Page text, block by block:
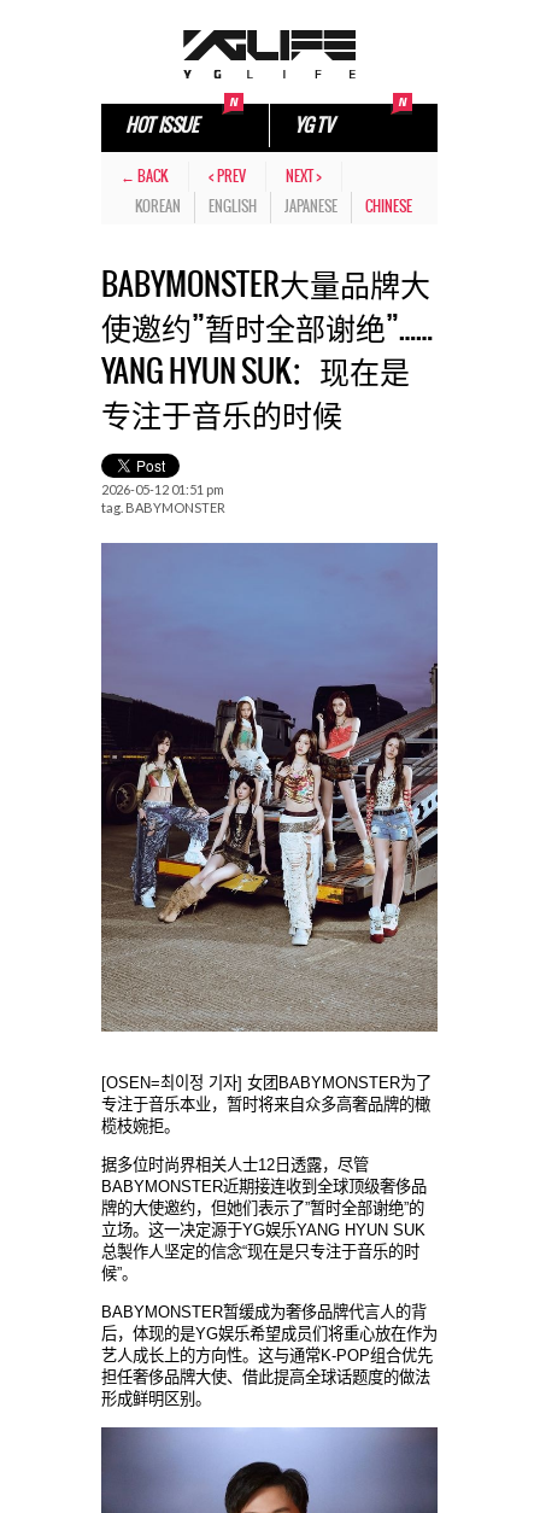
HOT ISSUE YG TV
← BACK < PREV
NEXT >
KOREAN
ENGLISH JAPANESE CHINESE
BABYMONSTER大量品牌大
使邀约”暂时全部谢绝”……
YANG HYUN SUK：现在是
专注于音乐的时候
2026-05-12 01:51 pm
tag. BABYMONSTER
[OSEN=최이정 기자] 女 团 BABYMONSTER为 了
专注于音乐本业， 暂时将来 自众多高奢品牌的橄
榄枝婉拒。
据多位时尚界相关人士12日透露， 尽管
BABYMONSTER近期接连收到全球 顶级奢侈品
牌的大使邀约，但她们 表示了”暂时全部谢绝”的
立场。 这一决定源于YG娱乐YANG HYUN SUK
总製作人坚定的信念“现在是只专注于音乐的时
候”。
BABYMONSTER暂缓成为奢侈品牌代言人的背
后，体现的是YG娱乐希望成员们将重心放在作为
艺人成长 上的方向性。 这与通常K-POP组合优先
担任奢侈品牌大使、借此提高全球话题度的做法
形成鲜明 区别 。